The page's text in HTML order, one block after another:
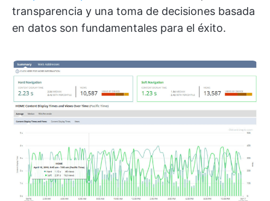
transparencia y una toma de decisiones basada
en datos son fundamentales para el éxito.